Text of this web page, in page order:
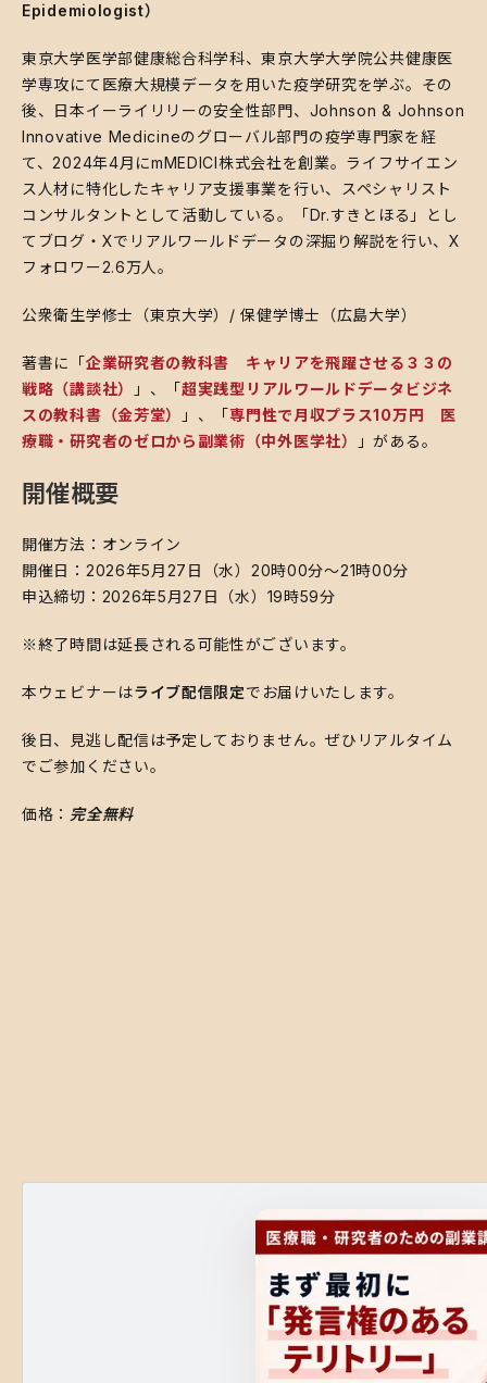
Epidemiologist）
​東京大学医学部健康総合科学科、東京大学大学院公共健康医
学専攻にて医療大規模データを用いた疫学研究を学ぶ。その
後、日本イーライリリーの安全性部門、Johnson & Johnson
Innovative Medicineのグローバル部門の疫学専門家を経
て、2024年4月にmMEDICI株式会社を創業。ライフサイエン
ス人材に特化したキャリア支援事業を行い、スペシャリスト
コンサルタントとして活動している。「Dr.すきとほる」とし
てブログ・Xでリアルワールドデータの深掘り解説を行い、X
フォロワー2.6万人。
​公衆衛生学修士（東京大学）/ 保健学博士（広島大学）
​著書に「 企業研究者の教科書 キャリアを飛躍させる３３の
戦略（講談社）
」、「超実践型リアルワールドデータビジネ
スの教科書（金芳堂）
」、「専門性で月収プラス10万円 医
療職・研究者のゼロから副業術（中外医学社）
」がある。
開催概要
開催方法：オンライン
開催日：2026年5月27日（水）20時00分～21時00分
申込締切：2026年5月27日（水）19時59分
​※終了時間は延長される可能性がございます。
​本ウェビナーはライブ配信限定でお届けいたします。
​後日、見逃し配信は予定しておりません。ぜひリアルタイム
でご参加ください。
​価格： 完全無料